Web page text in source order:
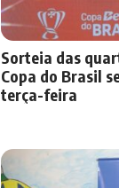
Sorteia das
Copa do Brasil
terça-feira